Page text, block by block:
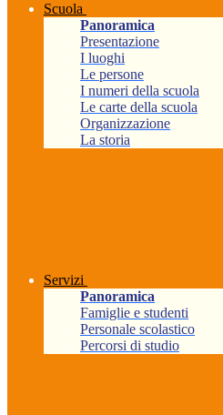
Scuola
Panoramica
Presentazione
I luoghi
Le persone
I numeri della scuola
Le carte della scuola
Organizzazione
La storia
Servizi
Panoramica
Famiglie e studenti
Personale scolastico
Percorsi di studio